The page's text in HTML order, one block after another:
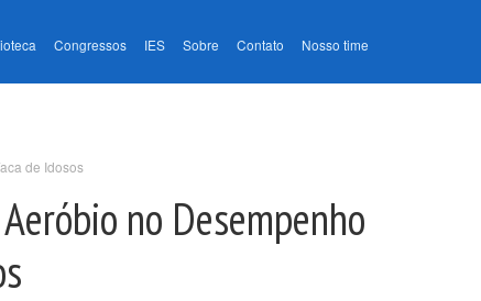
Congressos IES Sobre Contato Nosso time
de Idosos
no Desempenho